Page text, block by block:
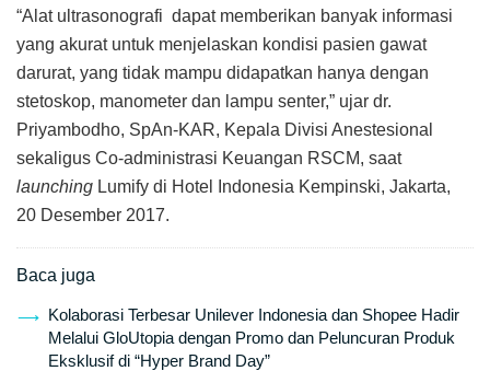
“Alat ultrasonografi dapat memberikan banyak informasi
yang akurat untuk menjelaskan kondisi pasien gawat
darurat, yang tidak mampu didapatkan hanya dengan
stetoskop, manometer dan lampu senter,” ujar dr.
Priyambodho, SpAn-KAR, Kepala Divisi Anestesional
sekaligus Co-administrasi Keuangan RSCM, saat
launching Lumify di Hotel Indonesia Kempinski, Jakarta,
20 Desember 2017.
Baca juga
Kolaborasi Terbesar Unilever Indonesia dan Shopee Hadir
Melalui GloUtopia dengan Promo dan Peluncuran Produk
Eksklusif di “Hyper Brand Day”